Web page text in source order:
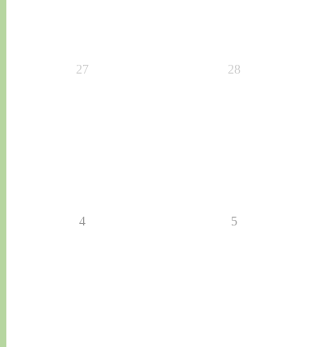
27 28
4 5